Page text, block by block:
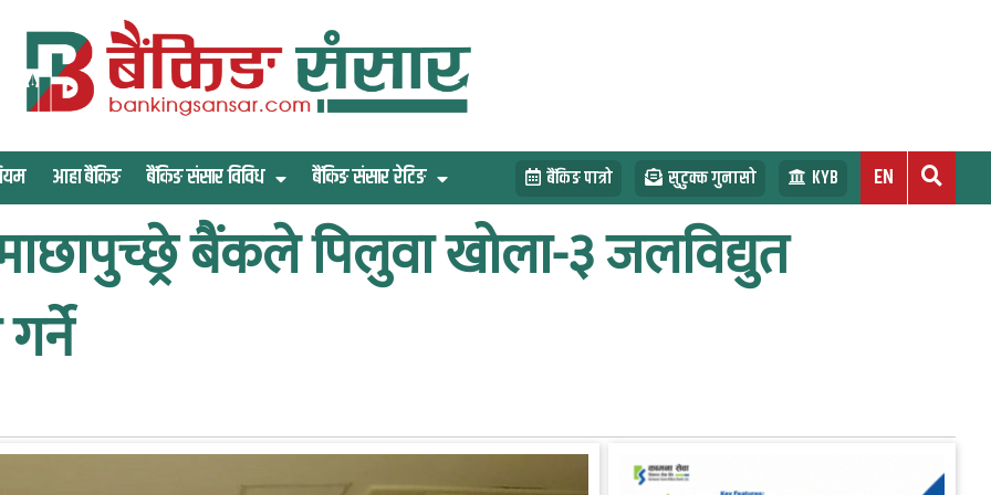
आहा बैंकिङ बैंकिङ संसार विविध बैंकिङ संसार रेटिङ बैंकिङ पात्रो सुटुक्क गुनासो KYB EN
बैंकले पिलुवा खोला-३ जलविद्युत